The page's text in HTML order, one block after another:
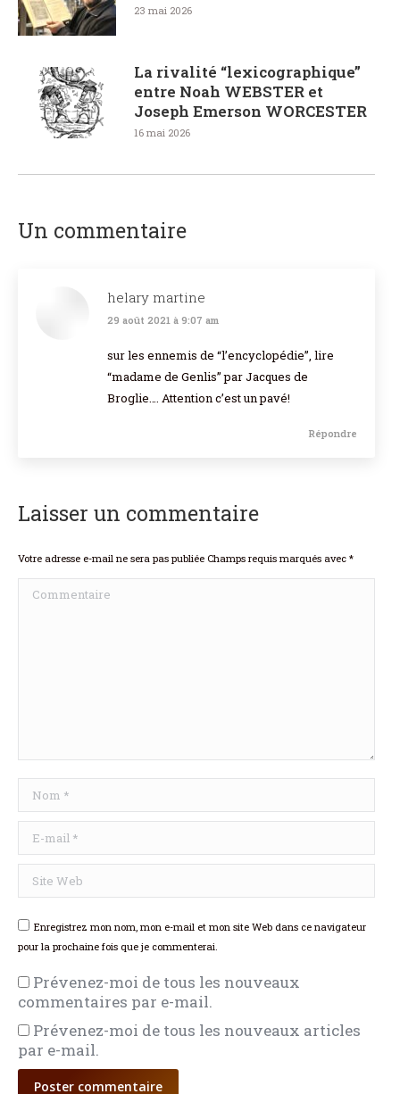
23 mai 2026
La rivalité “lexicographique”
entre Noah WEBSTER et
Joseph Emerson WORCESTER
16 mai 2026
Un commentaire
helary martine
dit
29 août 2021 à 9:07 am
sur les ennemis de “l’encyclopédie”, lire
“madame de Genlis” par Jacques de
Broglie…. Attention c’est un pavé!
Répondre
Laisser un commentaire
Votre adresse e-mail ne sera pas publiée Champs requis marqués avec *
Commentaire
Nom *
E-mail *
Site Web
Enregistrez mon nom, mon e-mail et mon site Web dans ce navigateur
pour la prochaine fois que je commenterai.
Prévenez-moi de tous les nouveaux
commentaires par e-mail.
Prévenez-moi de tous les nouveaux articles
par e-mail.
Poster commentaire